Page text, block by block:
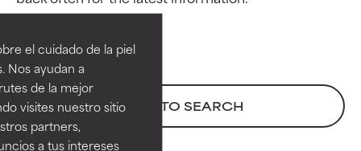
el cuidado de la piel
Nos ayudan a
de la mejor
visites nuestro sitio
partners,
a tus intereses
BACK TO SEARCH
ingredientes
EXCELENTE
Ingrediente sobresaliente con
beneficios reales para la piel. Su
ingredientes
EXCELENTE
Ingrediente sobresaliente con
beneficios reales para la piel. Su